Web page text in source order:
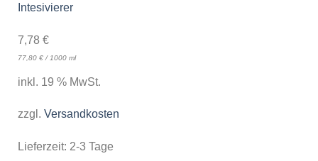
Intesivierer
7,78 €
77,80 €/ 1000 ml
inkl. 19 % MwSt.
zzgl. Versandkosten
Lieferzeit: 2-3 Tage